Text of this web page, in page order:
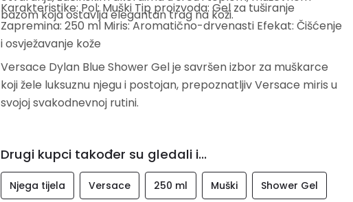
bazom koja ostavlja elegantan trag na koži.
Karakteristike: Pol: Muški Tip proizvoda: Gel za tuširanje
Zapremina: 250 ml Miris: Aromatično-drvenasti Efekat: Čišćenje
i osvježavanje kože
Versace Dylan Blue Shower Gel je savršen izbor za muškarce
koji žele luksuznu njegu i postojan, prepoznatljiv Versace miris u
svojoj svakodnevnoj rutini.
Drugi kupci također su gledali i...
Njega tijela Versace 250 ml Muški Shower Gel